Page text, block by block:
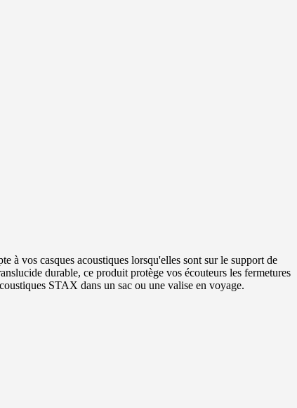
à vos casques acoustiques lorsqu'elles sont sur le support de
durable, ce produit protège vos écouteurs les fermetures
STAX dans un sac ou une valise en voyage.